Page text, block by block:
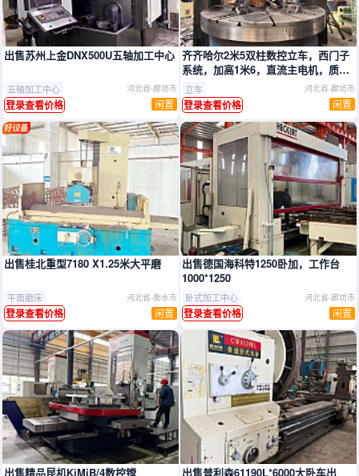
推广
出售苏州上金DNX500U五轴加工中心
五轴加工中心 河北省-廊坊市
登录查看价格 闲置
推广
齐齐哈尔2米5双柱数控立车，西门子
系统，加高1米6，直流主电机，质量
非常好
立车 河北省-廊坊市
登录查看价格 闲置
推广
出售桂北重型7180 X1.25米大平磨
平面磨床 河北省-衡水市
登录查看价格 闲置
出售德国海科特1250卧加，工作台
1000*1250
卧式加工中心 河北省-廊坊市
登录查看价格 闲置
出售精品昆机KiMiB/4数控镗 出售普利森61190L*6000大卧车出